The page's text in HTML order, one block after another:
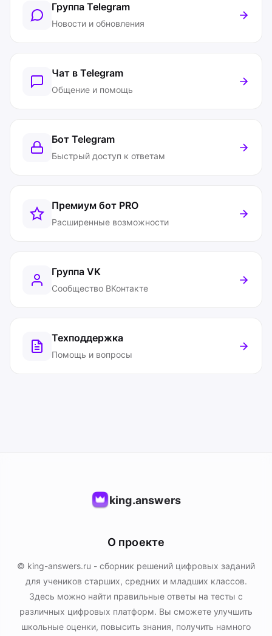
Группа Telegram
Новости и обновления
Чат в Telegram
Общение и помощь
Бот Telegram
Быстрый доступ к ответам
Премиум бот PRO
Расширенные возможности
Группа VK
Сообщество ВКонтакте
Техподдержка
Помощь и вопросы
king.answers
О проекте
© king-answers.ru - сборник решений цифровых заданий
для учеников старших, средних и младших классов.
Здесь можно найти правильные ответы на тесты с
различных цифровых платформ. Вы сможете улучшить
школьные оценки, повысить знания, получить намного